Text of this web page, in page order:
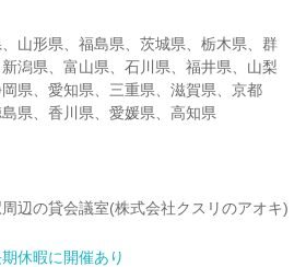
山形県、福島県、茨城県、栃木県、群
潟県、富山県、石川県、福井県、山梨
県、愛知県、三重県、滋賀県、京都
県、香川県、愛媛県、高知県
辺の貸会議室(株式会社クスリのアオキ)
休暇に開催あり